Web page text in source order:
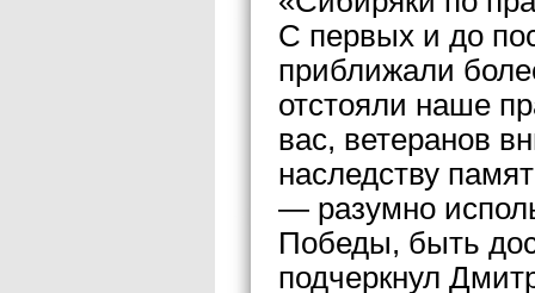
С первых и до
приближали
отстояли наше
вас, ветеранов
наследству
— разумно
Победы, быть
подчеркнул